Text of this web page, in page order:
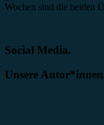
Wochen sind die beiden
Social Media.
Unsere